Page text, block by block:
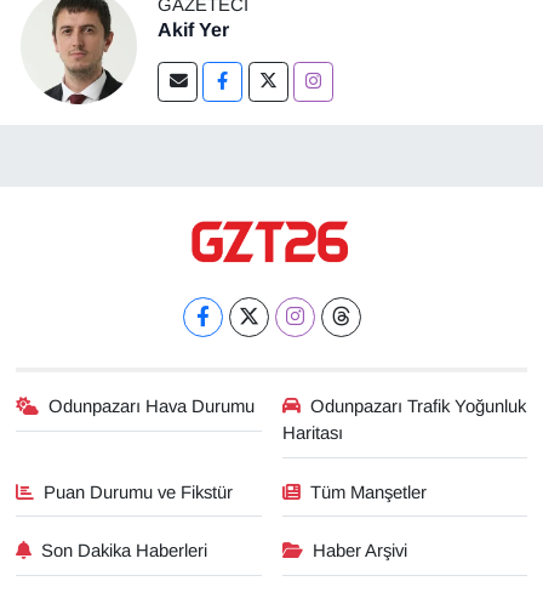
GAZETECI
Akif Yer
Odunpazarı Hava Durumu
Odunpazarı Trafik Yoğunluk
Haritası
Puan Durumu ve Fikstür Tüm Manşetler
Son Dakika Haberleri Haber Arşivi